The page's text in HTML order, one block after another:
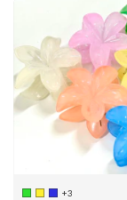
+3